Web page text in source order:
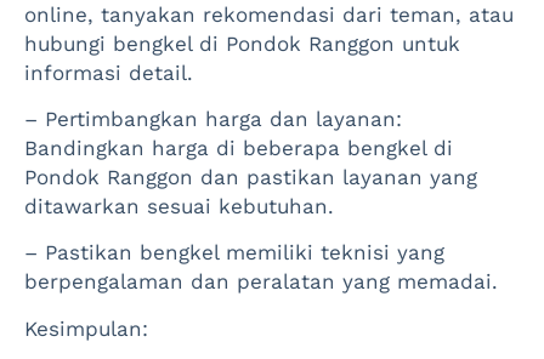
online, tanyakan rekomendasi dari teman, atau
hubungi bengkel di Pondok Ranggon untuk
informasi detail.
– Pertimbangkan harga dan layanan:
Bandingkan harga di beberapa bengkel di
Pondok Ranggon dan pastikan layanan yang
ditawarkan sesuai kebutuhan.
– Pastikan bengkel memiliki teknisi yang
berpengalaman dan peralatan yang memadai.
Kesimpulan: